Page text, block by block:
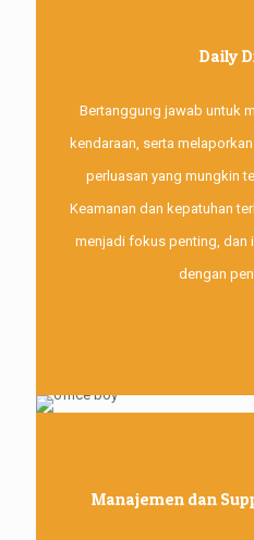
Daily
Bertanggung jawab untuk
kendaraan, serta
perluasan yang mungkin
Keamanan dan kepatuhan
menjadi fokus penting, dan
dengan
Manajemen dan